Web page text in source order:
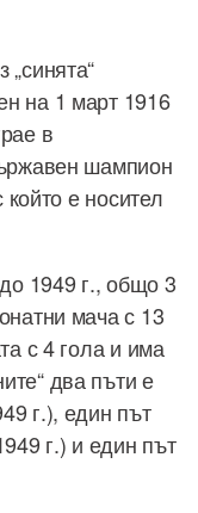
на 1 март 1916
в
шампион
е носител
1949 г., общо 3
мача с 13
с 4 гола и има
два пъти е
г.), един път
г.) и един път